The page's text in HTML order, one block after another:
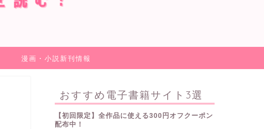
漫画・小説新刊情報
おすすめ電子書籍サイト3選
【初回限定】全作品に使える300円オフクーポン
配布中！